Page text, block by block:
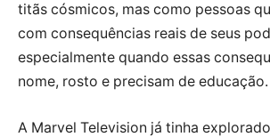
titãs cósmicos, mas como pessoas
com consequências reais de seus
especialmente quando essas
nome, rosto e precisam de educação.
A Marvel Television já tinha